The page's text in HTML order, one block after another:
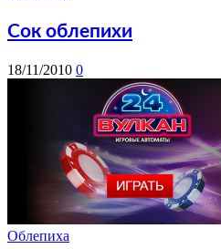
Сок облепихи
18/11/2010 0
Облепиха